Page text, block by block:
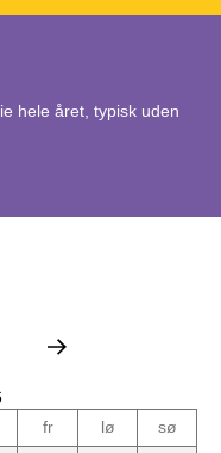
hele året, typisk uden
fr lø
sø